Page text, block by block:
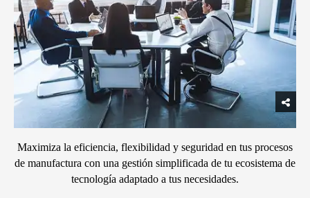
Maximiza la eficiencia, flexibilidad y seguridad en tus procesos
de manufactura con una gestión simplificada de tu ecosistema de
tecnología adaptado a tus necesidades.